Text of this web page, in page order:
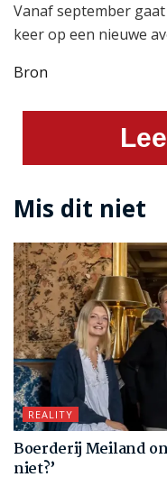
Vanaf september
keer op een nieuwe
Bron
Mis dit niet
REALITY
Boerderij Meiland
niet?’